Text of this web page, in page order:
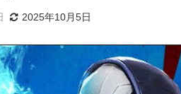
2025年10月5日